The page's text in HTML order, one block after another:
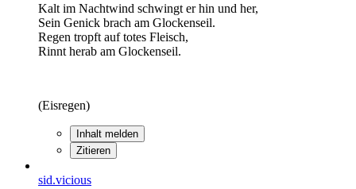
Kalt im Nachtwind schwingt er hin und her,
Sein Genick brach am Glockenseil.
Regen tropft auf totes Fleisch,
Rinnt herab am Glockenseil.
(Eisregen)
Inhalt melden
Zitieren
sid.vicious